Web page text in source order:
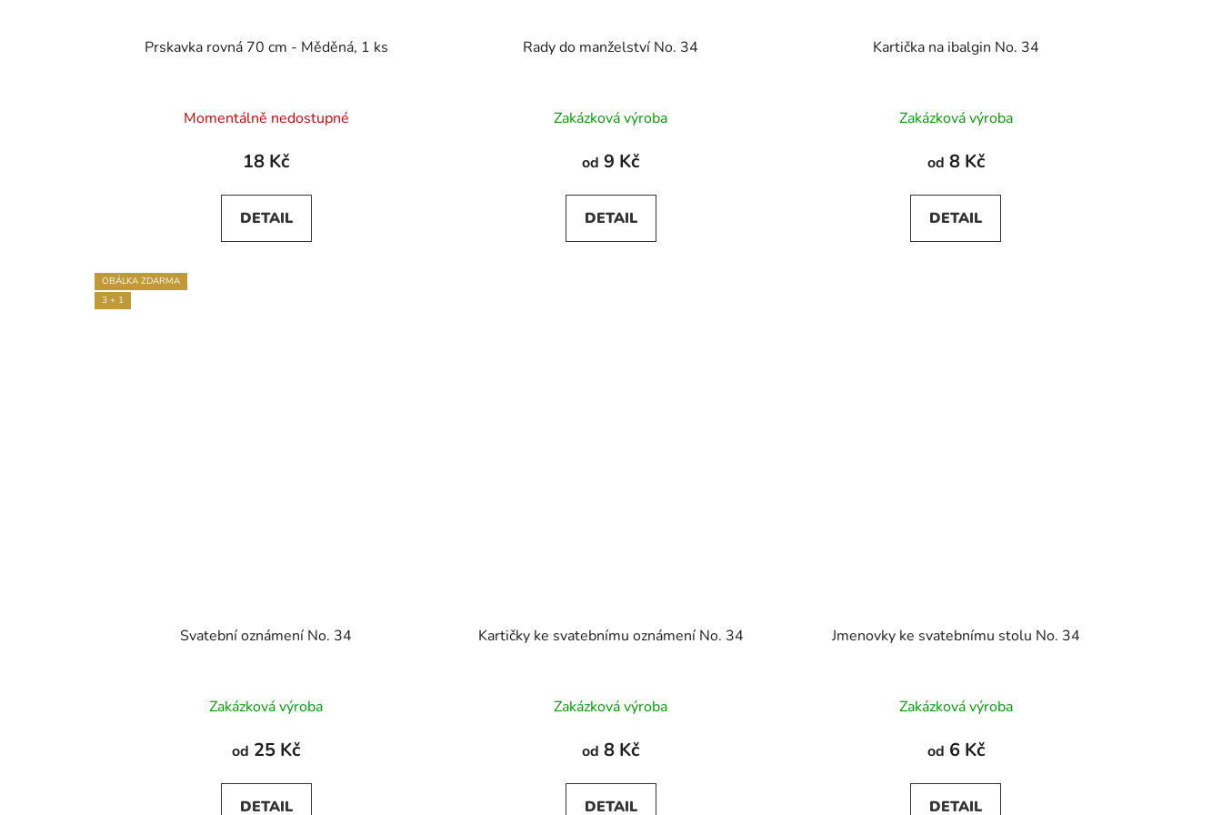
Prskavka rovná 70 cm - Měděná, 1 ks
Momentálně nedostupné
18 Kč
DETAIL
Rady do manželství No. 34
Zakázková výroba
od 9 Kč
DETAIL
Kartička na ibalgin No. 34
Zakázková výroba
od 8 Kč
DETAIL
OBÁLKA ZDARMA
3 + 1
Svatební oznámení No. 34
hodnocení
produktu
5,0
Zakázková výroba
od 25 Kč
DETAIL
Kartičky ke svatebnímu oznámení No. 34
Zakázková výroba
od 8 Kč
DETAIL
Jmenovky ke svatebnímu stolu No. 34
Zakázková výroba
od 6 Kč
DETAIL